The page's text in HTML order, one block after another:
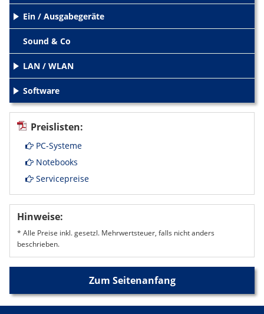
Ein / Ausgabegeräte
Sound & Co
LAN / WLAN
+Software
Preislisten:
PC-Systeme
Notebooks
Servicepreise
Hinweise:
* Alle Preise inkl. gesetzl. Mehrwertsteuer, falls nicht anders
beschrieben.
Zum Seitenanfang